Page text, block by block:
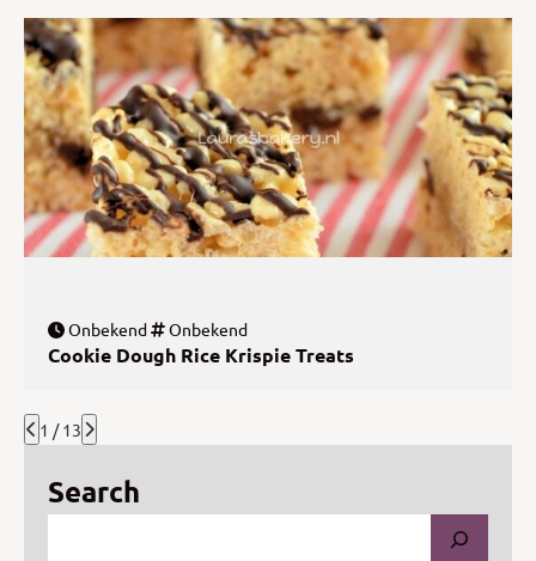
Onbekend Onbekend
Cookie Dough Rice Krispie Treats
1 / 13
Search